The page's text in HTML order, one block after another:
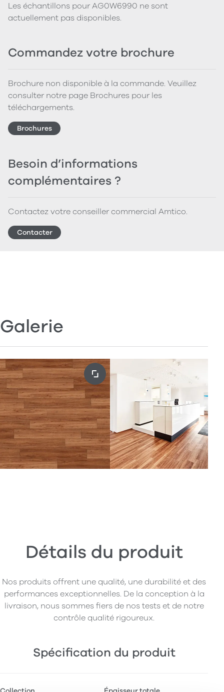
Les échantillons pour AG0W6990 ne sont
actuellement pas disponibles.
Commandez votre brochure
Brochure non disponible à la commande. Veuillez
consulter notre page Brochures pour les
téléchargements.
Brochures
Besoin d’informations
complémentaires ?
Contactez votre conseiller commercial Amtico.
Contacter
Galerie
Détails du produit
Nos produits offrent une qualité, une durabilité et des
performances exceptionnelles. De la conception à la
livraison, nous sommes fiers de nos tests et de notre
contrôle qualité rigoureux.
Spécification du produit